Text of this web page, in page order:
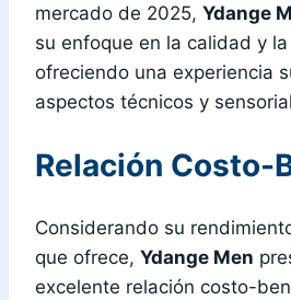
mercado de 2025, Ydange
su enfoque en la calidad y
ofreciendo una experiencia
aspectos técnicos y
Relación Costo-
Considerando su
que ofrece, Ydange Men
excelente relación costo-